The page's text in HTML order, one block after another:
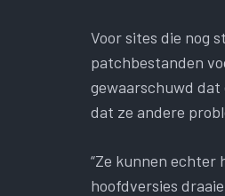
Voor sites die nog
patchbestanden
gewaarschuwd dat
dat ze andere
“Ze kunnen echter
hoofdversies